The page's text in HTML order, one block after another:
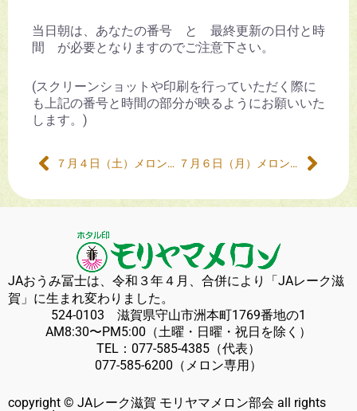
当日朝は、あなたの番号 と 最終更新の日付と時
間 が必要となりますのでご注意下さい。
(スクリーンショットや印刷を行っていただく際に
も上記の番号と時間の部分が映るようにお願いいた
します。)
７月４日（土）メロン販売について ７月６日（月）メロン販売について
JAおうみ冨士は、令和３年４月、合併により「JAレーク滋
賀」に生まれ変わりました。
524-0103 滋賀県守山市洲本町1769番地の1
AM8:30〜PM5:00（土曜・日曜・祝日を除く）
TEL： 077-585-4385 （代表）
077-585-6200 （メロン専用）
copyright © JAレーク滋賀 モリヤマメロン部会 all rights